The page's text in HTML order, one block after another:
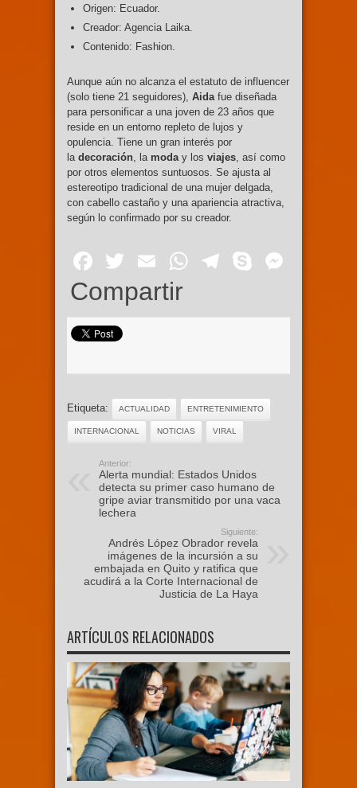
Origen: Ecuador.
Creador: Agencia Laika.
Contenido: Fashion.
Aunque aún no alcanza el estatuto de influencer
(solo tiene 21 seguidores), Aidafue diseñada
para personificar a una joven de 23 años que
reside en un entorno repleto de lujos y
opulencia. Tiene un gran interés por
la decoración, la moday los viajes, así como
por otros elementos suntuosos. Se ajusta al
estereotipo tradicional de una mujer delgada,
con cabello castaño y una apariencia atractiva,
según lo confirmado por su creador.
Facebook
Twitter
EmailWhatsApp
Telegram
Skype
Compartir
Etiqueta: ACTUALIDAD ENTRETENIMIENTO
INTERNACIONAL NOTICIAS VIRAL
Anterior:
Alerta mundial: Estados Unidos
detecta su primer caso humano de
gripe aviar transmitido por una vaca
lechera
Siguiente:
Andrés López Obrador revela
imágenes de la incursión a su
embajada en Quito y ratifica que
acudirá a la Corte Internacional de
Justicia de La Haya
ARTÍCULOS RELACIONADOS